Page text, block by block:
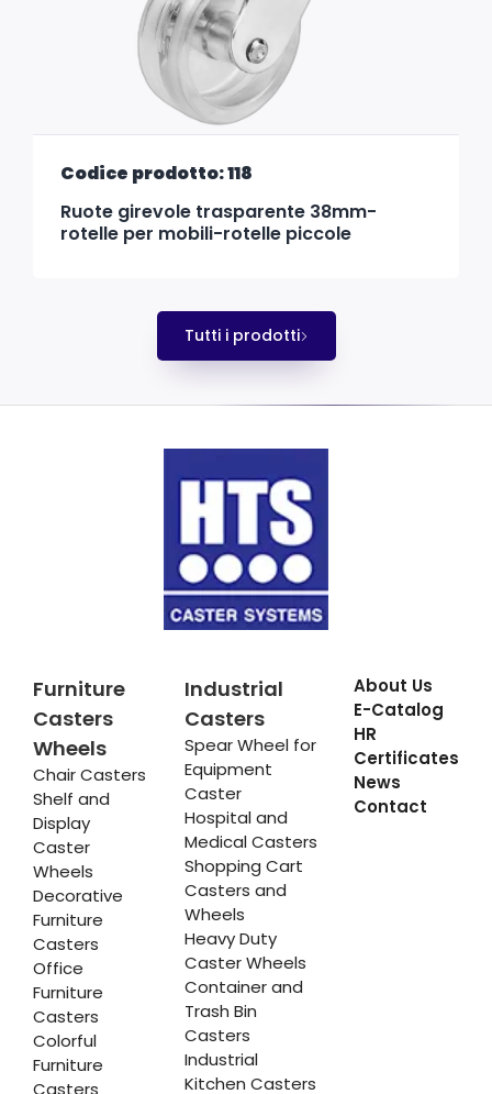
Codice prodotto: 118
Ruote girevole trasparente 38mm-
rotelle per mobili-rotelle piccole
Tutti i prodotti
Furniture
Casters
Wheels
Chair Casters
Shelf and
Display
Caster
Wheels
Decorative
Furniture
Casters
Office
Furniture
Casters
Colorful
Furniture
Casters
Industrial
Casters
Spear Wheel for
Equipment
Caster
Hospital and
Medical Casters
Shopping Cart
Casters and
Wheels
Heavy Duty
Caster Wheels
Container and
Trash Bin
Casters
Industrial
Kitchen Casters
About Us
E-Catalog
HR
Certificates
News
Contact